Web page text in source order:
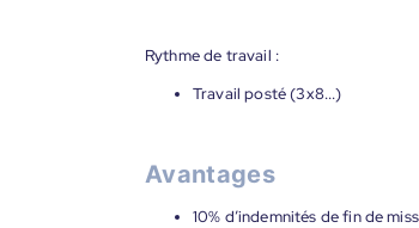
Rythme de travail :
Travail posté (3x8...)
Avantages
10% d’indemnités de fin de